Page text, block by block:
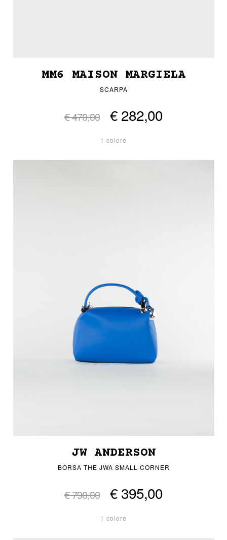
MM6 MAISON MARGIELA
SCARPA
€ 470,00 € 282,00
1 colore
JW ANDERSON
BORSA THE JWA SMALL CORNER
€ 790,00 € 395,00
1 colore